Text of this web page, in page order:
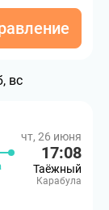
вс
чт, 26 июня
17:08
Таёжный
Карабула